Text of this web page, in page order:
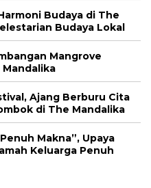
Budaya di The
Budaya Lokal
Mangrove
Ajang Berburu Cita
di The Mandalika
Makna”, Upaya
Keluarga Penuh